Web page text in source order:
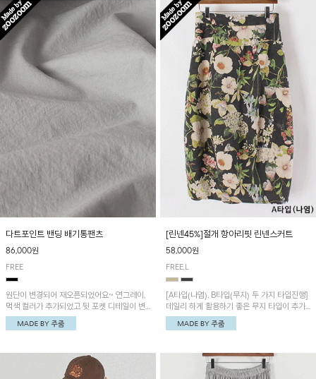
다트포인트 밴딩 배기통팬츠
86,000원
FREE
원단이 변경되어 재오픈되었어요~ 연그레이,
먹색 컬러가 추가되었고 뒷 포켓 디테일이 변
경되었습니다~가볍고 시원하게 착용되는 배
기통팬츠! 허리밴딩과 여유로운 통으로 편안해
[린넨45%]절개 항아리핏 린넨스커트
58,000원
FREE,L
[A타입(나염), B타입(무지) 두 가지 타입진행]
데일리 하게 활용하기 좋은 무지 타입이 추가
되었어요~ 볼륨감 있는 항아리핏 실루엣이 유
니크하며 포켓디테일이 POINT!